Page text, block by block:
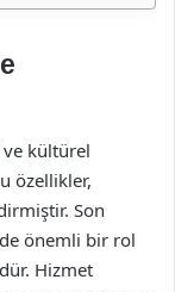
kültürel
özellikler,
Son
önemli bir rol
Hizmet